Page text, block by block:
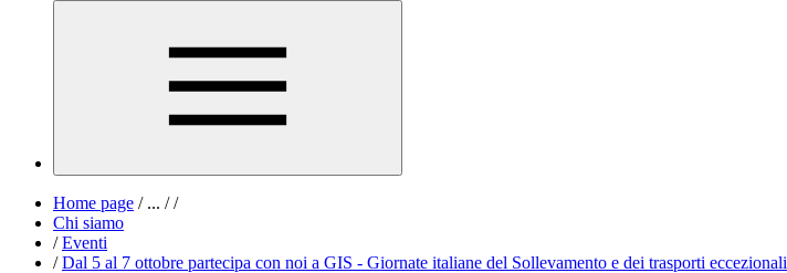
Home page /... / /
Chi siamo
/ Eventi
/ Dal 5 al 7 ottobre partecipa con noi a GIS - Giornate italiane del Sollevamento e dei trasporti eccezionali